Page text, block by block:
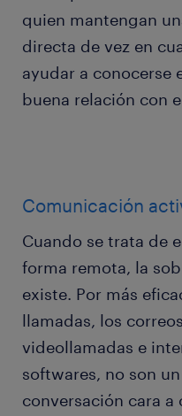
quien mantengan
directa de vez en
ayudar a conocerse
buena relación con
Comunicación
Cuando se trata de
forma remota, la
existe. Por más
llamadas, los
videollamadas e
softwares, no son
conversación cara a